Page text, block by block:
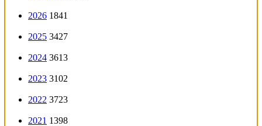
2026 1841
2025 3427
2024 3613
2023 3102
2022 3723
2021 1398